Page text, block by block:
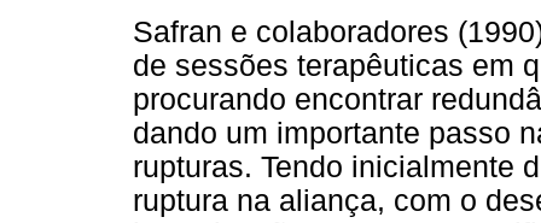
Safran e colaboradores
de sessões terapêuticas em
procurando encontrar
dando um importante passo
rupturas. Tendo inicialmente
ruptura na aliança, com o